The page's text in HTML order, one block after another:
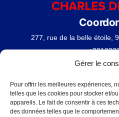
Gérer le
Pour offrir les meilleures expériences,
telles que les cookies pour stocker et/
appareils. Le fait de consentir à ces
des données telles que le
277, rue de la belle étoile,
Nos
A